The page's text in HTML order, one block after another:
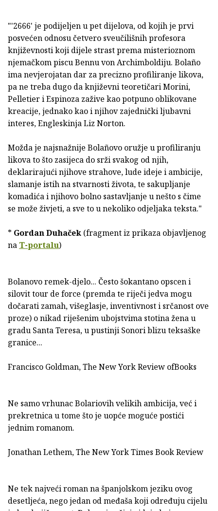
"'2666' je podijeljen u pet dijelova, od kojih je prvi
posvećen odnosu četvero sveučilišnih profesora
književnosti koji dijele strast prema misterioznom
njemačkom piscu Bennu von Archimboldiju. Bolaño
ima nevjerojatan dar za precizno profiliranje likova,
pa ne treba dugo da književni teoretičari Morini,
Pelletier i Espinoza zažive kao potpuno oblikovane
kreacije, jednako kao i njihov zajednički ljubavni
interes, Engleskinja Liz Norton.
Možda je najsnažnije Bolañovo oružje u profiliranju
likova to što zasijeca do srži svakog od njih,
deklarirajući njihove strahove, lude ideje i ambicije,
slamanje istih na stvarnosti života, te sakupljanje
komadića i njihovo bolno sastavljanje u nešto s čime
se može živjeti, a sve to u nekoliko odjeljaka teksta."
* Gordan Duhaček (fragment iz prikaza objavljenog
na T-portalu)
Bolanovo remek-djelo... Često šokantano opscen i
silovit tour de force (premda te riječi jedva mogu
dočarati zamah, višeglasje, inventivnost i srčanost ove
proze) o nikad riješenim ubojstvima stotina žena u
gradu Santa Teresa, u pustinji Sonori blizu teksaške
granice...
Francisco Goldman, The New York Review ofBooks
Ne samo vrhunac Bolariovih velikih ambicija, već i
prekretnica u tome što je uopće moguće postići
jednim romanom.
Jonathan Lethem, The New York Times Book Review
Ne tek najveći roman na španjolskom jeziku ovog
desetljeća, nego jedan od međaša koji određuju cijelu